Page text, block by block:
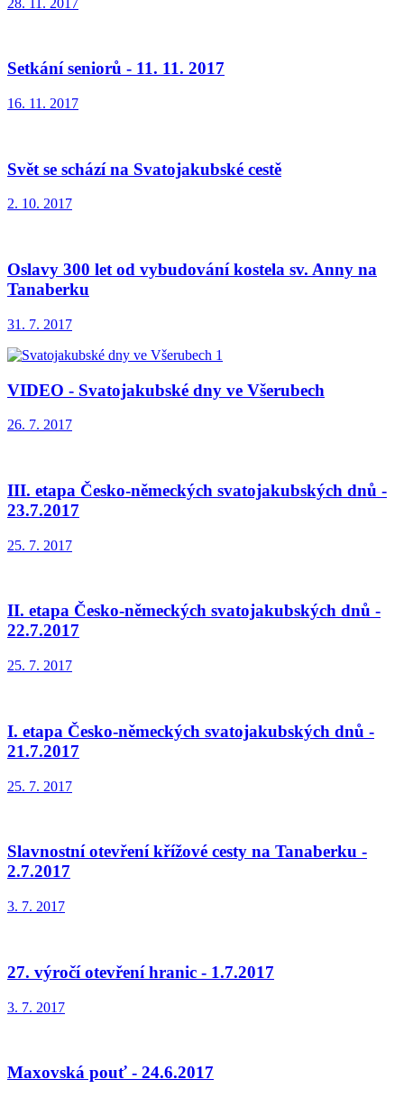
Setkání seniorů - 11. 11. 2017
16. 11. 2017
Svět se schází na Svatojakubské cestě
2. 10. 2017
Oslavy 300 let od vybudování kostela sv. Anny na
Tanaberku
31. 7. 2017
VIDEO - Svatojakubské dny ve Všerubech
26. 7. 2017
III. etapa Česko-německých svatojakubských dnů -
23.7.2017
25. 7. 2017
II. etapa Česko-německých svatojakubských dnů -
22.7.2017
25. 7. 2017
I. etapa Česko-německých svatojakubských dnů -
21.7.2017
25. 7. 2017
Slavnostní otevření křížové cesty na Tanaberku -
2.7.2017
3. 7. 2017
27. výročí otevření hranic - 1.7.2017
3. 7. 2017
Maxovská pouť - 24.6.2017